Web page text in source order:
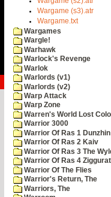
Wargame (s3).atr
Wargame.txt
Wargames
Wargle!
Warhawk
Warlock's Revenge
Warlok
Warlords (v1)
Warlords (v2)
Warp Attack
Warp Zone
Warren's World Lost
Warrior 3000
Warrior Of Ras 1 Dunzhin
Warrior Of Ras 2 Kaiv
Warrior Of Ras 3 The
Warrior Of Ras 4 Ziggurat
Warrior Of The Flies
Warrior's Return, The
Warriors, The